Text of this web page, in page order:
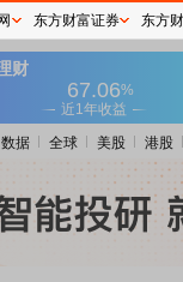
数据 全球 美股 港股
东方财富证券 东方